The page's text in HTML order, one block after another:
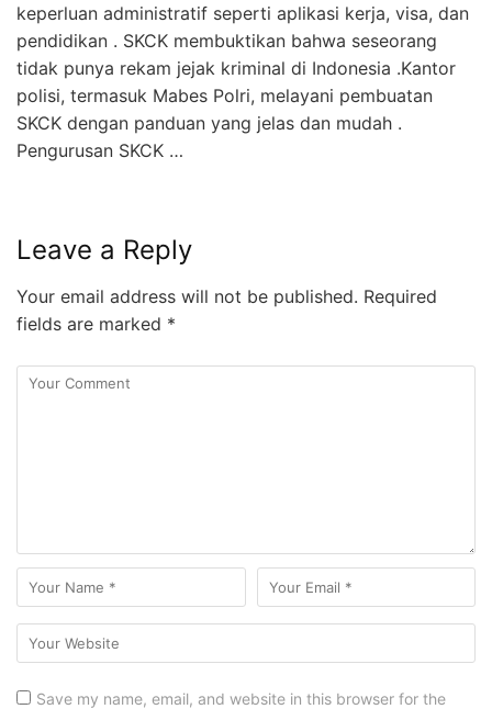
keperluan administratif seperti aplikasi kerja, visa, dan
pendidikan . SKCK membuktikan bahwa seseorang
tidak punya rekam jejak kriminal di Indonesia .Kantor
polisi, termasuk Mabes Polri, melayani pembuatan
SKCK dengan panduan yang jelas dan mudah .
Pengurusan SKCK …
Leave a Reply
Your email address will not be published. Required
fields are marked *
Save my name, email, and website in this browser for the